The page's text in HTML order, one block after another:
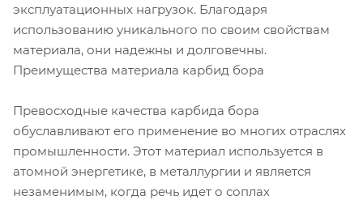
эксплуатационных нагрузок. Благодаря
использованию уникального по своим свойствам
материала, они надежны и долговечны.
Преимущества материала карбид бора
Превосходные качества карбида бора
обуславливают его применение во многих отраслях
промышленности. Этот материал используется в
атомной энергетике, в металлургии и является
незаменимым, когда речь идет о соплах